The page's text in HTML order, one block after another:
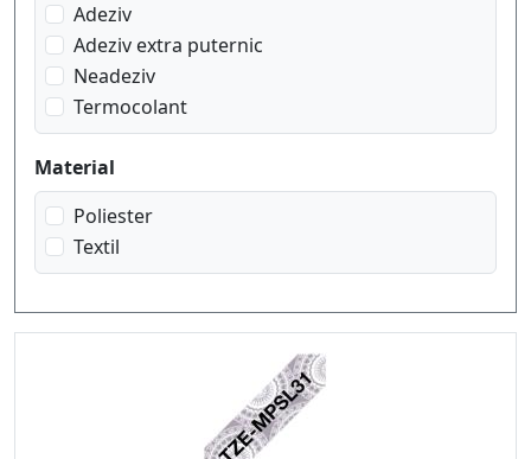
Adeziv
Adeziv extra puternic
Neadeziv
Termocolant
Material
Poliester
Textil